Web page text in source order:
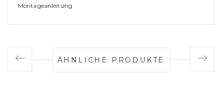
Montageanleitung
ÄHNLICHE PRODUKTE